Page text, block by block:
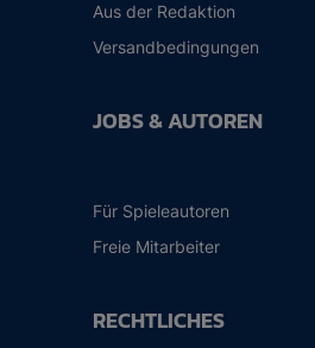
Aus der Redaktion
Versandbedingungen
JOBS & AUTOREN
Für Spieleautoren
Freie Mitarbeiter
RECHTLICHES